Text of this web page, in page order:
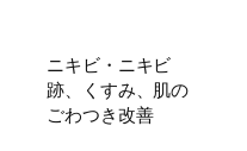
ニキビ・ニキビ
跡、くすみ、肌の
ごわつき改善